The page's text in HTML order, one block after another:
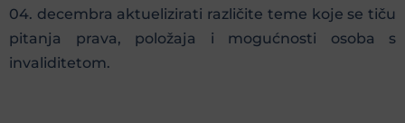
04. decembra aktuelizirati različite teme koje se tiču
pitanja prava, položaja i mogućnosti osoba s
invaliditetom.